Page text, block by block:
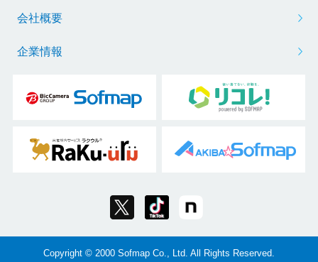
会社概要
企業情報
Copyright © 2000 Sofmap Co., Ltd. All Rights Reserved.